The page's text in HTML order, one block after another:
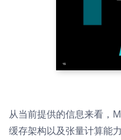
从当前提供的信息来看，
缓存架构以及张量计算能